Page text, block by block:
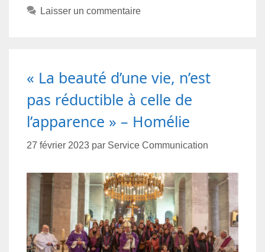
Laisser un commentaire
« La beauté d’une vie, n’est
pas réductible à celle de
l’apparence » – Homélie
27 février 2023 par Service Communication